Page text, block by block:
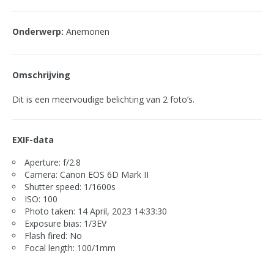
Onderwerp: Anemonen
Omschrijving
Dit is een meervoudige belichting van 2 foto’s.
EXIF-data
Aperture: f/2.8
Camera: Canon EOS 6D Mark II
Shutter speed: 1/1600s
ISO: 100
Photo taken: 14 April, 2023 14:33:30
Exposure bias: 1/3EV
Flash fired: No
Focal length: 100/1mm